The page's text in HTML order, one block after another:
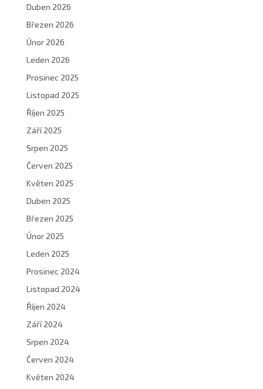
Duben 2026
Březen 2026
Únor 2026
Leden 2026
Prosinec 2025
Listopad 2025
Říjen 2025
Září 2025
Srpen 2025
Červen 2025
Květen 2025
Duben 2025
Březen 2025
Únor 2025
Leden 2025
Prosinec 2024
Listopad 2024
Říjen 2024
Září 2024
Srpen 2024
Červen 2024
Květen 2024